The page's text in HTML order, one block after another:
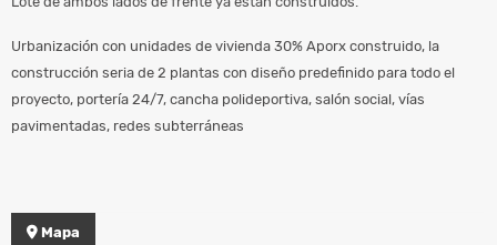
Urbanización con unidades de vivienda 30% Aporx construido, la
construcción seria de 2 plantas con diseño predefinido para todo el
proyecto, portería 24/7, cancha polideportiva, salón social, vías
pavimentadas, redes subterráneas
Mapa